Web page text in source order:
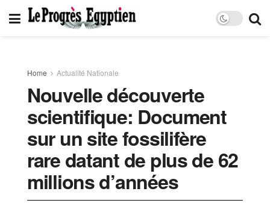
Home Actualité Nationale
Nouvelle découverte
scientifique: Document
sur un site fossilifère
rare datant de plus de 62
millions d’années